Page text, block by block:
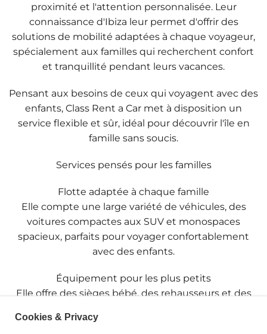
proximité et l'attention personnalisée. Leur
connaissance d'Ibiza leur permet d'offrir des
solutions de mobilité adaptées à chaque voyageur,
spécialement aux familles qui recherchent confort
et tranquillité pendant leurs vacances.
Pensant aux besoins de ceux qui voyagent avec des
enfants, Class Rent a Car met à disposition un
service flexible et sûr, idéal pour découvrir l'île en
famille sans soucis.
Services pensés pour les familles
Flotte adaptée à chaque famille
Elle compte une large variété de véhicules, des
voitures compactes aux SUV et monospaces
spacieux, parfaits pour voyager confortablement
avec des enfants.
Équipement pour les plus petits
Elle offre des sièges bébé, des rehausseurs et des
pendant tout le trajet.
Cookies & Privacy